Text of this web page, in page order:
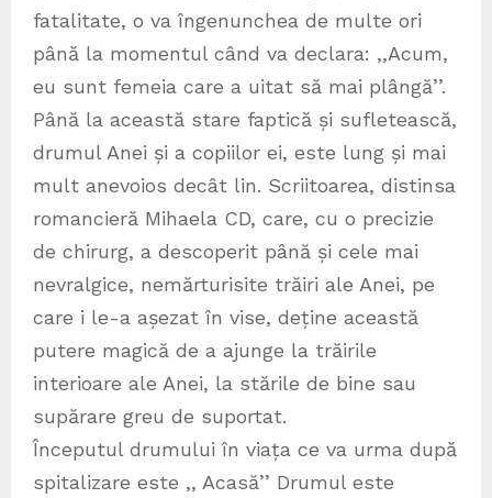
fatalitate, o va îngenunchea de multe ori
până la momentul când va declara: ,,Acum,
eu sunt femeia care a uitat să mai plângă’’.
Până la această stare faptică și sufletească,
drumul Anei și a copiilor ei, este lung și mai
mult anevoios decât lin. Scriitoarea, distinsa
romancieră Mihaela CD, care, cu o precizie
de chirurg, a descoperit până și cele mai
nevralgice, nemărturisite trăiri ale Anei, pe
care i le-a așezat în vise, deține această
putere magică de a ajunge la trăirile
interioare ale Anei, la stările de bine sau
supărare greu de suportat.
Începutul drumului în viața ce va urma după
spitalizare este ,, Acasă’’ Drumul este